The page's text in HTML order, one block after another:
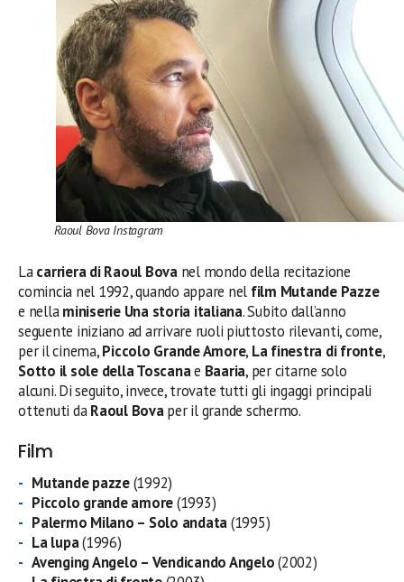
Raoul Bova Instagram
Lacarriera di Raoul Bovanel mondo della recitazione
comincia nel 1992, quando appare nel film Mutande Pazze
e nellaminiserie Una storia italiana. Subito dall’anno
seguente iniziano ad arrivare ruoli piuttosto rilevanti, come,
per il cinema,Piccolo Grande Amore, La finestra di fronte,
Sotto il sole della Toscanae Baaria, per citarne solo
alcuni. Di seguito, invece, trovate tutti gli ingaggi principali
ottenuti daRaoul Bovaper il grande schermo.
Film
Mutande pazze(1992)
Piccolo grande amore(1993)
Palermo Milano – Solo andata(1995)
La lupa(1996)
Avenging Angelo – Vendicando Angelo(2002)